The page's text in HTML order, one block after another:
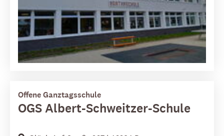
Offene Ganztagsschule
OGS Albert-Schweitzer-Schule